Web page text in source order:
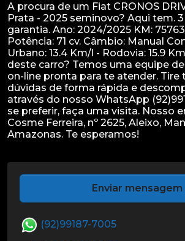
A procura de um Fiat CRONOS
Prata - 2025 seminovo? Aqui tem.
garantia. Ano: 2024/2025 KM:
Potência: 71 cv. Câmbio: Manual
Urbano: 13.4 Km/l - Rodovia: 15.9
deste carro? Temos uma equipe
on-line pronta para te atender. Tire
dúvidas de forma rápida e
através do nosso WhatsApp
se preferir, faça uma visita. Nosso
Cosme Ferreira, nº 2625, Aleixo,
Enviar mensagem
(92)99187-7005